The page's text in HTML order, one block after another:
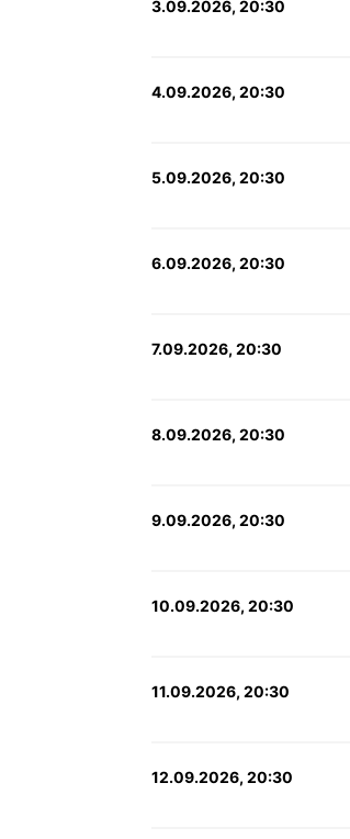
3.09.2026, 20:30
4.09.2026, 20:30
5.09.2026, 20:30
6.09.2026, 20:30
7.09.2026, 20:30
8.09.2026, 20:30
9.09.2026, 20:30
10.09.2026, 20:30
11.09.2026, 20:30
12.09.2026, 20:30